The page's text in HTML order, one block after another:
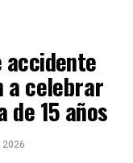
a celebrar
de 15 años
2026